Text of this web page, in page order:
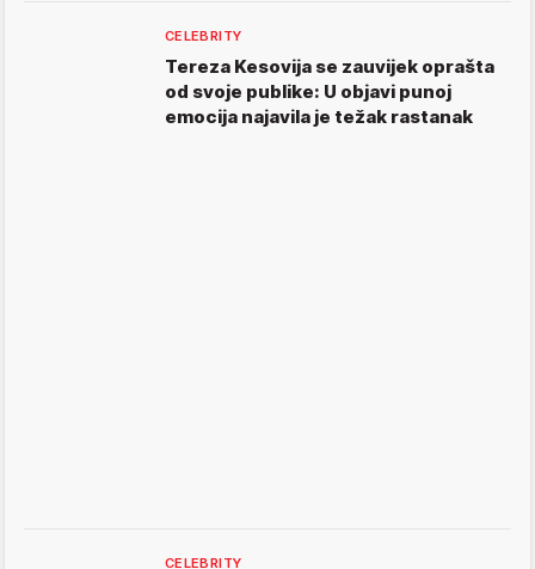
CELEBRITY
Tereza Kesovija se zauvijek oprašta
od svoje publike: U objavi punoj
emocija najavila je težak rastanak
CELEBRITY